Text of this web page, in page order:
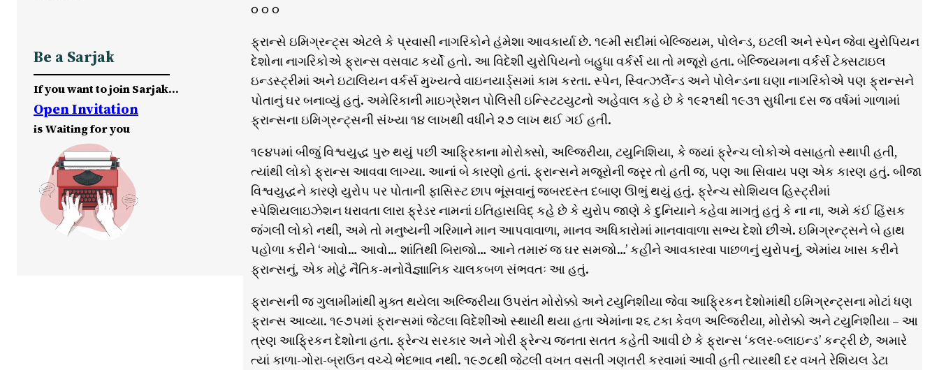
Be a Sarjak
If you want to join Sarjak…
Open Invitation
is Waiting for you
૦ ૦ ૦
ફ્રાન્સે ઇમિગ્રન્ટ્સ એટલે કે પ્રવાસી નાગરિકોને હંમેશા આવકાર્યા છે. ૧૯મી સદીમાં બેલ્જિયમ, પોલેન્ડ, ઇટલી અને સ્પેન જેવા યુરોપિયન
દેશોના નાગરિકોએ ફ્રાન્સ વસવાટ કર્યો હતો. આ વિદેશી યુરોપિયનો બહુધા વર્કર્સ યા તો મજૂરો હતા. બેલ્જિયમના વર્કર્સ ટેક્સટાઇલ
ઇન્ડસ્ટ્રીમાં અને ઇટાલિયન વર્કર્સ મુખ્યત્વે વાઇનયાર્ડ્સમાં કામ કરતા. સ્પેન, સ્વિત્ઝર્લેન્ડ અને પોલેન્ડના ઘણા નાગરિકોએ પણ ફ્રાન્સને
પોતાનું ઘર બનાવ્યું હતું. અમેરિકાની માઇગ્રેશન પોલિસી ઇન્સ્ટિટયુટનો અહેવાલ કહે છે કે ૧૯૨૧થી ૧૯૩૧ સુધીના દસ જ વર્ષમાં ગાળામાં
ફ્રાન્સના ઇમિગ્રન્ટ્સની સંખ્યા ૧૪ લાખથી વધીને ૨૭ લાખ થઈ ગઈ હતી.
૧૯૪૫માં બીજું વિશ્વયુદ્ધ પુરુ થયું પછી આફ્રિકાના મોરોક્સો, અલ્જિરીયા, ટયુનિશિયા, કે જ્યાં ફ્રેન્ચ લોકોએ વસાહતો સ્થાપી હતી,
ત્યાંથી લોકો ફ્રાન્સ આવવા લાગ્યા. આનાં બે કારણો હતાં. ફ્રાન્સને મજૂરોની જરૃર તો હતી જ, પણ આ સિવાય પણ એક કારણ હતું. બીજા
વિશ્વયુદ્ધને કારણે યુરોપ પર પોતાની ફાસિસ્ટ છાપ ભૂંસવાનું જબરદસ્ત દબાણ ઊભું થયું હતું. ફ્રેન્ચ સોશિયલ હિસ્ટ્રીમાં
સ્પેશિયલાઇઝેશન ધરાવતા લારા ફ્રેડર નામનાં ઇતિહાસવિદ્ કહે છે કે યુરોપ જાણે કે દુનિયાને કહેવા માગતું હતું કે ના ના, અમે કંઈ હિંસક
જંગલી લોકો નથી, અમે તો મનુષ્યની ગરિમાને માન આપવાવાળા, માનવ અધિકારોમાં માનવાવાળા સભ્ય દેશો છીએ. ઇમિગ્રન્ટ્સને બે હાથ
પહોળા કરીને ‘આવો… આવો… શાંતિથી બિરાજો… આને તમારું જ ઘર સમજો…’ કહીને આવકારવા પાછળનું યુરોપનું, એમાંય ખાસ કરીને
ફ્રાન્સનું, એક મોટું નૈતિક-મનોવૈજ્ઞાાનિક ચાલકબળ સંભવતઃ આ હતું.
ફ્રાન્સની જ ગુલામીમાંથી મુક્ત થયેલા અલ્જિરીયા ઉપરાંત મોરોક્કો અને ટયુનિશીયા જેવા આફ્રિકન દેશોમાંથી ઇમિગ્રન્ટ્સના મોટાં ધણ
ફ્રાન્સ આવ્યા. ૧૯૭૫માં ફ્રાન્સમાં જેટલા વિદેશીઓ સ્થાયી થયા હતા એમાંના ૨૬ ટકા કેવળ અલ્જિરીયા, મોરોક્કો અને ટયુનિશીયા – આ
ત્રણ આફ્રિકન દેશોના હતા. ફ્રેન્ચ સરકાર અને ગોરી ફ્રેન્ચ જનતા સતત કહેતી આવી છે કે ફ્રાન્સ ‘કલર-બ્લાઇન્ડ’ કન્ટ્રી છે, અમારે
ત્યાં કાળા-ગોરા-બ્રાઉન વચ્ચે ભેદભાવ નથી. ૧૯૭૮થી જેટલી વખત વસતી ગણતરી કરવામાં આવી હતી ત્યારથી દર વખતે રેશિયલ ડેટા